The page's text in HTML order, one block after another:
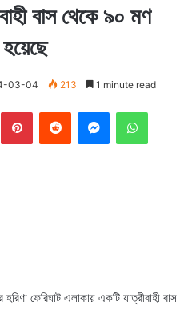
বাস থেকে ৯০ মণ
03-04 213 1 minute read
PinterestReddit Messenger
ফেরিঘাট এলাকায় একটি যাত্রীবাহী বাস